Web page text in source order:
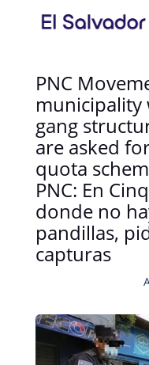
PNC
municipality
gang
are asked
quota
PNC: En
donde no
pandillas,
capturas